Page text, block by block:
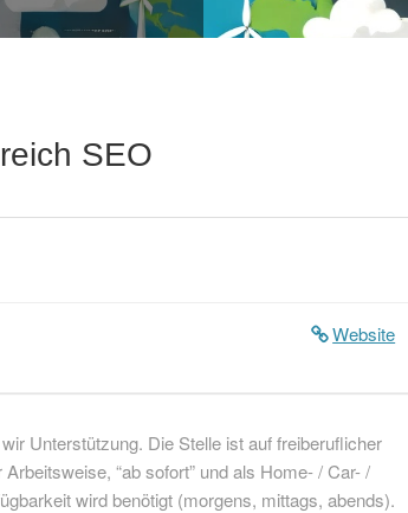
SEO
Website
Unterstützung. Die Stelle ist auf freiberuflicher
“ab sofort” und als Home- / Car- /
wird benötigt (morgens, mittags, abends).